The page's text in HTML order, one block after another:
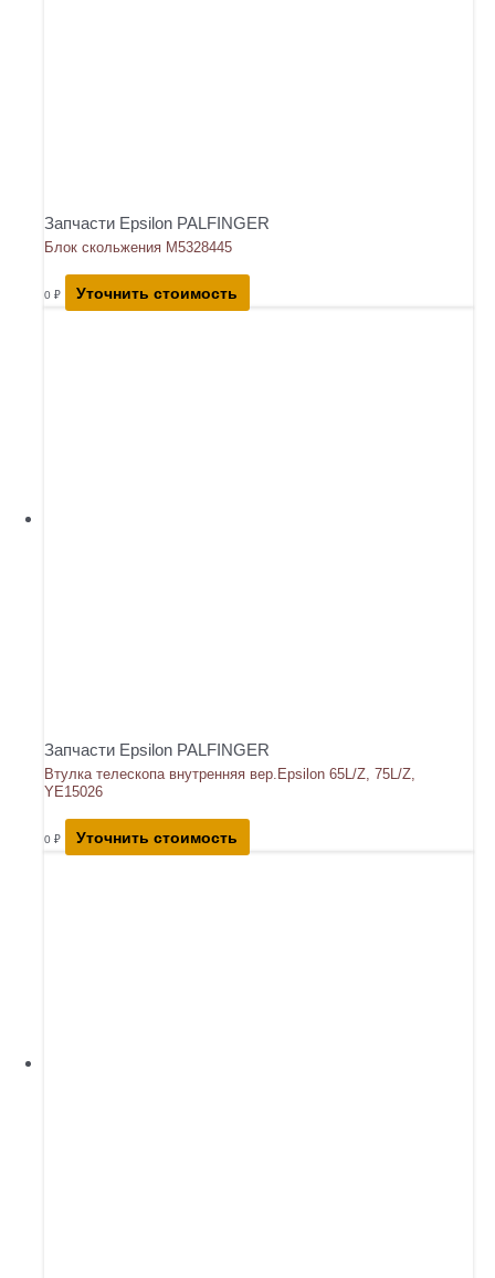
Запчасти Epsilon PALFINGER
Блок скольжения М5328445
0 ₽ Уточнить стоимость
Запчасти Epsilon PALFINGER
Втулка телескопа внутренняя вер.Epsilon 65L/Z, 75L/Z,
YE15026
0 ₽ Уточнить стоимость